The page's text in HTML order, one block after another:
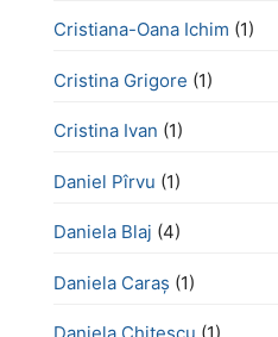
Cristiana-Oana Ichim (1)
Cristina Grigore (1)
Cristina Ivan (1)
Daniel Pîrvu (1)
Daniela Blaj (4)
Daniela Caraș (1)